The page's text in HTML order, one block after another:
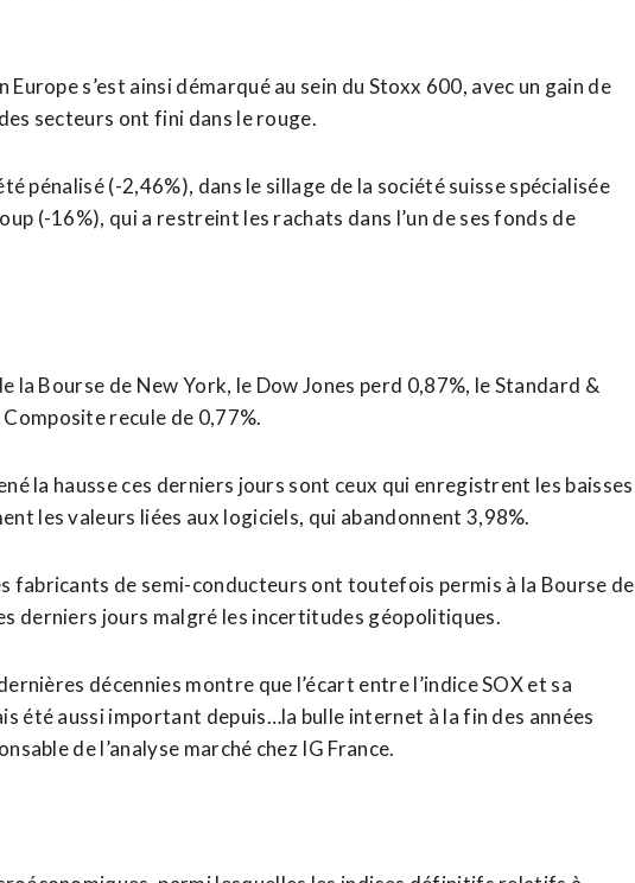
s’est ainsi démarqué au sein du Stoxx 600, avec un gain de
secteurs ont fini dans le rouge.
pénalisé (-2,46%), dans le sillage de la société suisse spécialisée
(-16%), qui a restreint les rachats dans l’un de ses fonds de
la Bourse de New York, le Dow Jones perd 0,87%, le Standard &
recule de 0,77%.
​la hausse ces derniers jours sont ceux qui ​enregistrent les baisses
les valeurs liées aux logiciels, qui abandonnent 3,98%.
fabricants de semi-conducteurs ont toutefois permis à la Bourse de
derniers jours malgré les incertitudes géopolitiques.
décennies ​montre que l’écart entre l’indice SOX et sa
été aussi important depuis…la bulle internet à la fin des années
de l’analyse marché chez IG France.